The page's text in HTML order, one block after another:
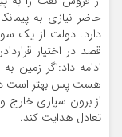
حاضر نیازی به
دارد. دولت از یک سو
قصد در اختیار
ادامه داد:‌اگر زمین
هست پس بهتر است
از برون سپاری خارج
تعادل هدایت کند.